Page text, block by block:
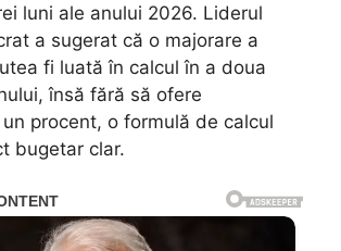
luni ale anului 2026. Liderul
a sugerat că o majorare a
fi luată în calcul în a doua
însă fără să ofere
procent, o formulă de calcul
bugetar clar.